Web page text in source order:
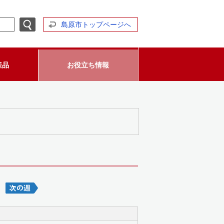
島原市トップページへ
品 お役立ち情報